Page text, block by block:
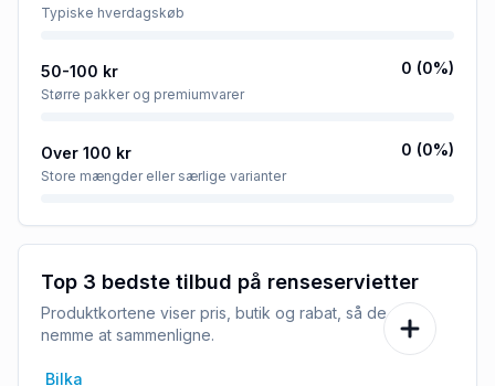
Typiske hverdagskøb
50-100 kr
Større pakker og premiumvarer
0 (0%)
Over 100 kr
Store mængder eller særlige varianter
0 (0%)
Top 3 bedste tilbud på renseservietter
Produktkortene viser pris, butik og rabat, så de er
nemme at sammenligne.
Bilka